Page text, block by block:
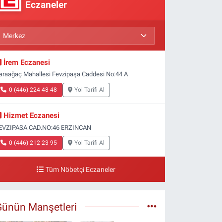
Eczaneler
İrem Eczanesi
Mahallesi Fevzipaşa Caddesi No:44 A
0 (446) 224 48 48 Yol Tarifi Al
Hizmet Eczanesi
CAD.NO:46 ERZINCAN
0 (446) 212 23 95 Yol Tarifi Al
Tüm Nöbetçi Eczaneler
Manşetleri